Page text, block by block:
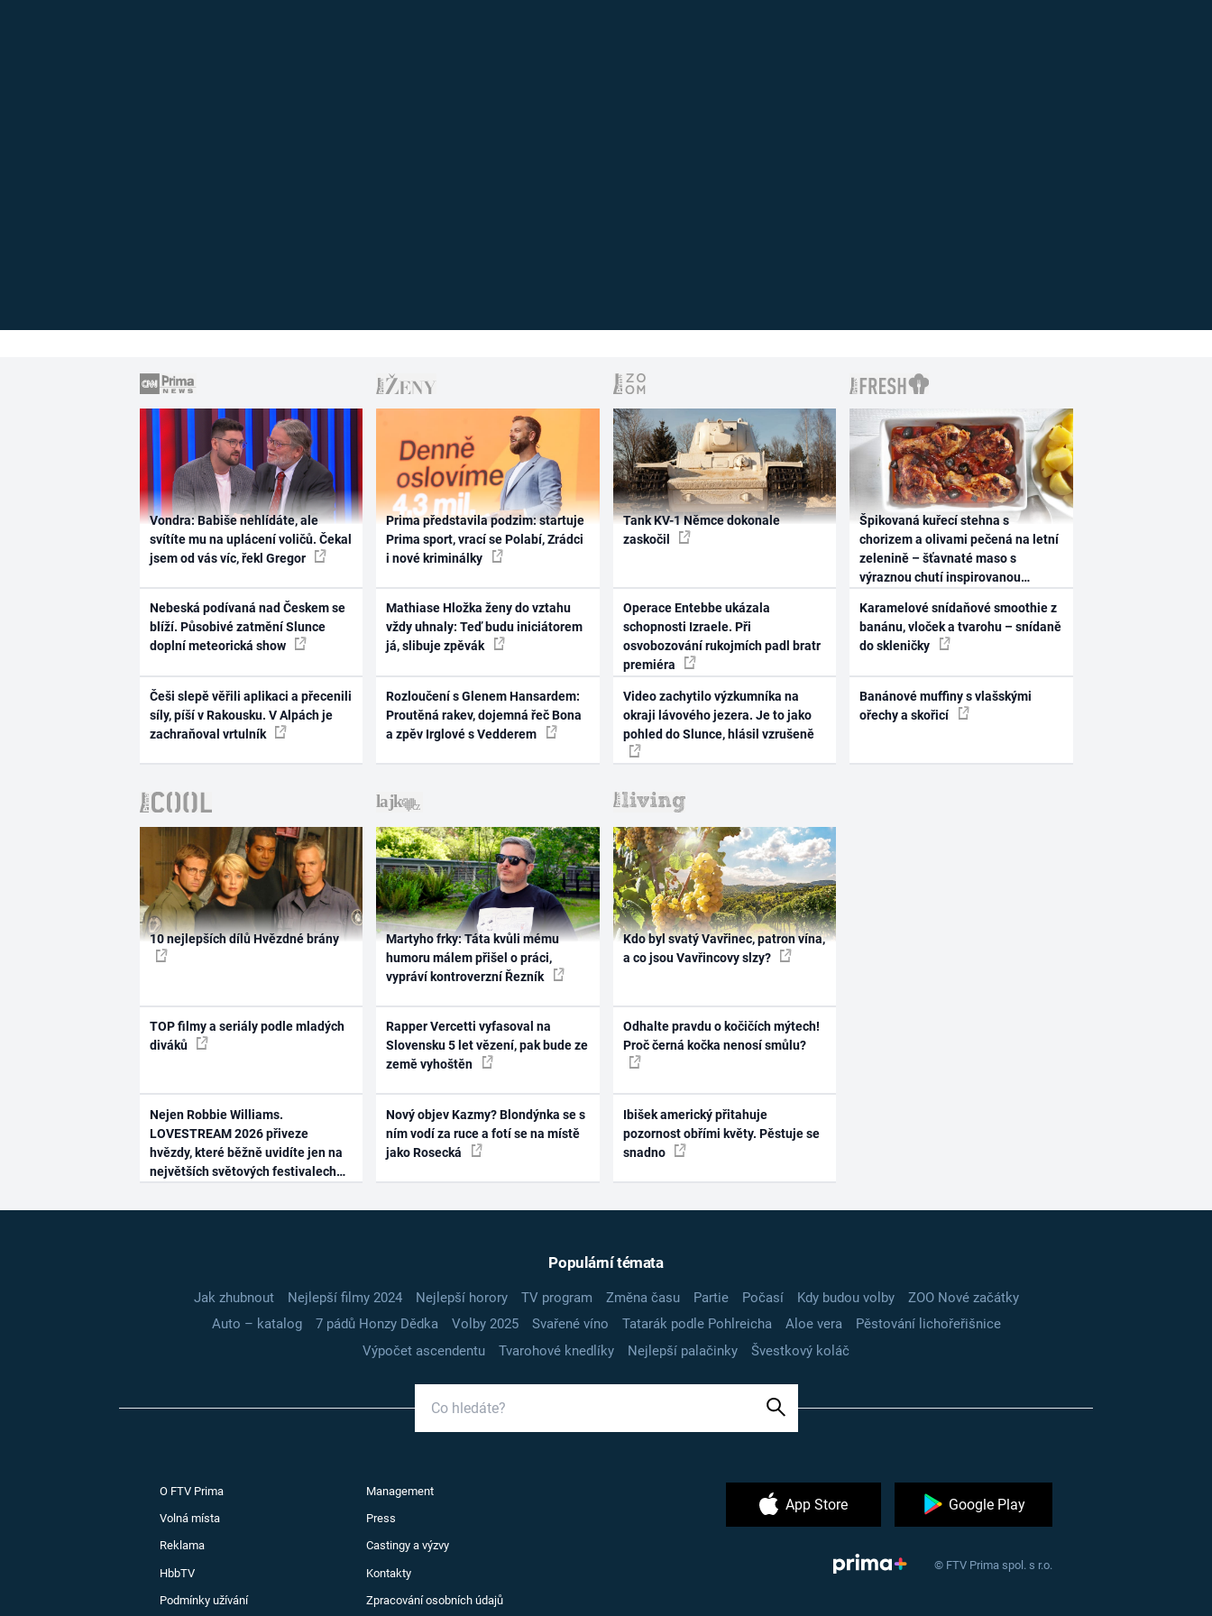
Vondra: Babiše nehlídáte, ale
svítíte mu na uplácení voličů. Čekal
jsem od vás víc, řekl Gregor
Nebeská podívaná nad Českem se
blíží. Působivé zatmění Slunce
doplní meteorická show
Češi slepě věřili aplikaci a přecenili
síly, píší v Rakousku. V Alpách je
zachraňoval vrtulník
Prima představila podzim: startuje
Prima sport, vrací se Polabí, Zrádci
i nové kriminálky
Mathiase Hložka ženy do vztahu
vždy uhnaly: Teď budu iniciátorem
já, slibuje zpěvák
Rozloučení s Glenem Hansardem:
Proutěná rakev, dojemná řeč Bona
a zpěv Irglové s Vedderem
Tank KV-1 Němce dokonale
zaskočil
Operace Entebbe ukázala
schopnosti Izraele. Při
osvobozování rukojmích padl bratr
premiéra
Video zachytilo výzkumníka na
okraji lávového jezera. Je to jako
pohled do Slunce, hlásil vzrušeně
Špikovaná kuřecí stehna s
chorizem a olivami pečená na letní
zelenině – šťavnaté maso s
výraznou chutí inspirovanou
Karamelové snídaňové smoothie z
banánu, vloček a tvarohu – snídaně
do skleničky
Banánové muffiny s vlašskými
ořechy a skořicí
10 nejlepších dílů Hvězdné brány
TOP filmy a seriály podle mladých
diváků
Nejen Robbie Williams.
LOVESTREAM 2026 přiveze
hvězdy, které běžně uvidíte jen na
největších světových festivalech
Martyho frky: Táta kvůli mému
humoru málem přišel o práci,
vypráví kontroverzní Řezník
Rapper Vercetti vyfasoval na
Slovensku 5 let vězení, pak bude ze
země vyhoštěn
Nový objev Kazmy? Blondýnka se s
ním vodí za ruce a fotí se na místě
jako Rosecká
Kdo byl svatý Vavřinec, patron vína,
a co jsou Vavřincovy slzy?
Odhalte pravdu o kočičích mýtech!
Proč černá kočka nenosí smůlu?
Ibišek americký přitahuje
pozornost obřími květy. Pěstuje se
snadno
Populární témata
Jak zhubnout Nejlepší filmy 2024 Nejlepší horory TV program Změna času Partie Počasí Kdy budou volby
ZOO Nové začátky
Auto – katalog
7 pádů Honzy Dědka Volby 2025 Svařené víno Tatarák podle Pohlreicha Aloe vera
Pěstování lichořeřišnice
Výpočet ascendentu
Tvarohové knedlíky Nejlepší palačinky Švestkový koláč
O FTV Prima Management
Volná místa Press
Reklama Castingy a výzvy
HbbTV Kontakty
Podmínky užívání Zpracování osobních údajů
App Store Google Play
© FTV Prima spol. s r.o.